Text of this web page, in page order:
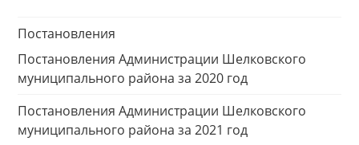
Постановления
Постановления Администрации Шелковского
муниципального района за 2020 год
Постановления Администрации Шелковского
муниципального района за 2021 год